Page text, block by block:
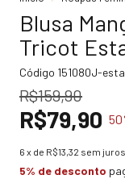
Blusa
Tricot
Código 151080J-
R$159,90
R$79,90 50
6 x de R$13,32 sem juros
5% de desconto